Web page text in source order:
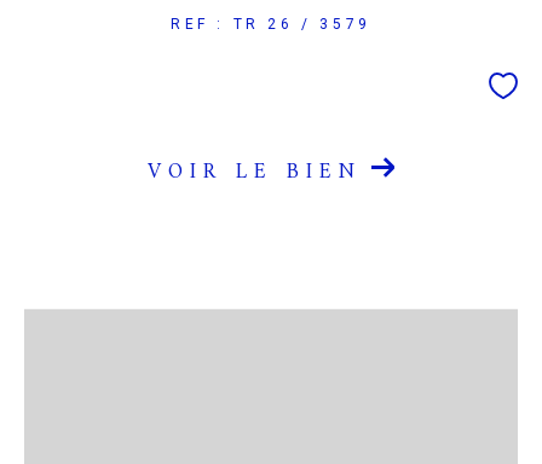
REF : TR 26 / 3579
VOIR LE BIEN